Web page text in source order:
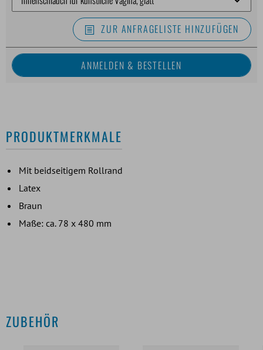
ZUR ANFRAGELISTE HINZUFÜGEN
PRODUKTMERKMALE
Mit beidseitigem Rollrand
Latex
Braun
Maße: ca. 78 x 480 mm
ZUBEHÖR